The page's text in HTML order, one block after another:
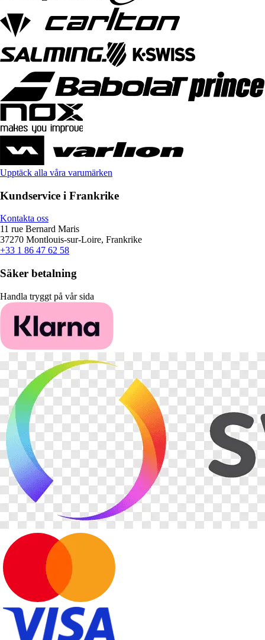
Upptäck alla våra varumärken
Kundservice i Frankrike
Kontakta oss
11 rue Bernard Maris
37270 Montlouis-sur-Loire, Frankrike
+33 1 86 47 62 58
Säker betalning
Handla tryggt på vår sida